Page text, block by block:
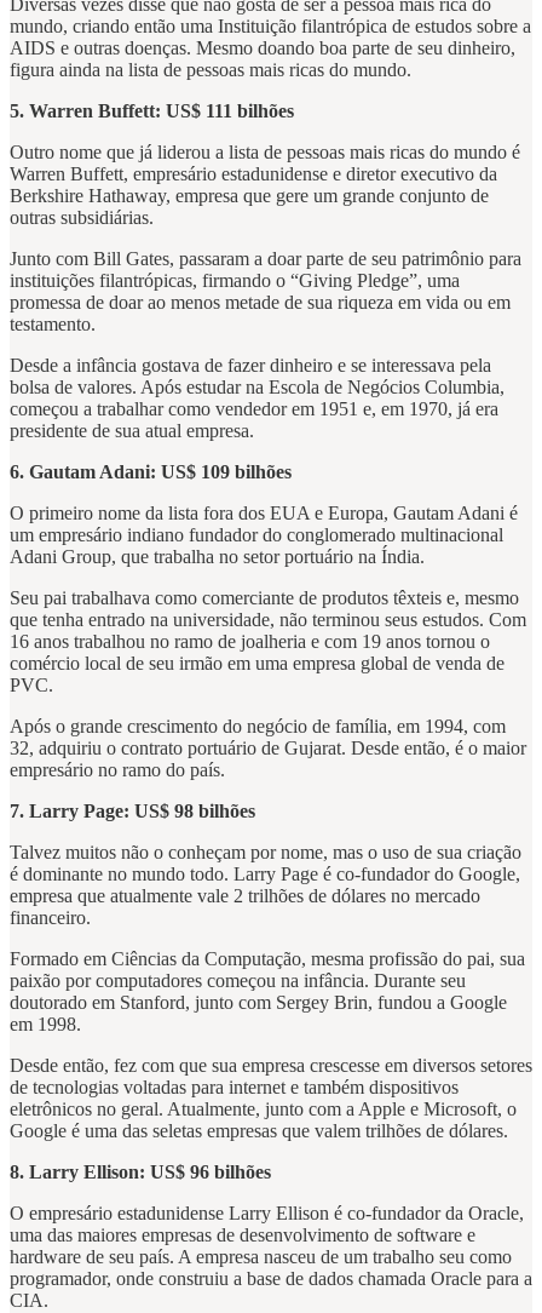
Diversas vezes disse que não gosta de ser a pessoa mais rica do
mundo, criando então uma Instituição filantrópica de estudos sobre a
AIDS e outras doenças. Mesmo doando boa parte de seu dinheiro,
figura ainda na lista de pessoas mais ricas do mundo.
5. Warren Buffett: US$ 111 bilhões
Outro nome que já liderou a lista de pessoas mais ricas do mundo é
Warren Buffett, empresário estadunidense e diretor executivo da
Berkshire Hathaway, empresa que gere um grande conjunto de
outras subsidiárias.
Junto com Bill Gates, passaram a doar parte de seu patrimônio para
instituições filantrópicas, firmando o “Giving Pledge”, uma
promessa de doar ao menos metade de sua riqueza em vida ou em
testamento.
Desde a infância gostava de fazer dinheiro e se interessava pela
bolsa de valores. Após estudar na Escola de Negócios Columbia,
começou a trabalhar como vendedor em 1951 e, em 1970, já era
presidente de sua atual empresa.
6. Gautam Adani: US$ 109 bilhões
O primeiro nome da lista fora dos EUA e Europa, Gautam Adani é
um empresário indiano fundador do conglomerado multinacional
Adani Group, que trabalha no setor portuário na Índia.
Seu pai trabalhava como comerciante de produtos têxteis e, mesmo
que tenha entrado na universidade, não terminou seus estudos. Com
16 anos trabalhou no ramo de joalheria e com 19 anos tornou o
comércio local de seu irmão em uma empresa global de venda de
PVC.
Após o grande crescimento do negócio de família, em 1994, com
32, adquiriu o contrato portuário de Gujarat. Desde então, é o maior
empresário no ramo do país.
7. Larry Page: US$ 98 bilhões
Talvez muitos não o conheçam por nome, mas o uso de sua criação
é dominante no mundo todo. Larry Page é co-fundador do Google,
empresa que atualmente vale 2 trilhões de dólares no mercado
financeiro.
Formado em Ciências da Computação, mesma profissão do pai, sua
paixão por computadores começou na infância. Durante seu
doutorado em Stanford, junto com Sergey Brin, fundou a Google
em 1998.
Desde então, fez com que sua empresa crescesse em diversos setores
de tecnologias voltadas para internet e também dispositivos
eletrônicos no geral. Atualmente, junto com a Apple e Microsoft, o
Google é uma das seletas empresas que valem trilhões de dólares.
8. Larry Ellison: US$ 96 bilhões
O empresário estadunidense Larry Ellison é co-fundador da Oracle,
uma das maiores empresas de desenvolvimento de software e
hardware de seu país. A empresa nasceu de um trabalho seu como
programador, onde construiu a base de dados chamada Oracle para a
CIA.